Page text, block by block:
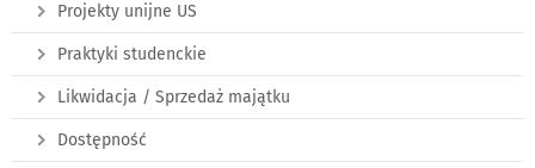
Projekty unijne US
Praktyki studenckie
Likwidacja / Sprzedaż majątku
Dostępność